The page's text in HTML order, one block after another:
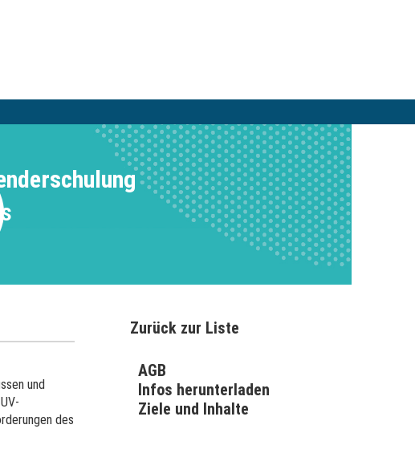
Zurück zur Liste
und
des
AGB
Infos herunterladen
Ziele und Inhalte